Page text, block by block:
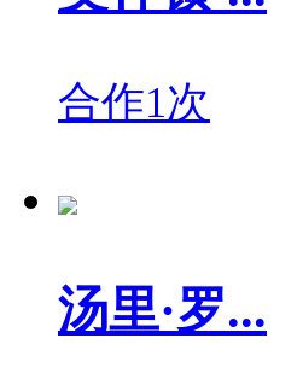
合作1次
汤里·罗...